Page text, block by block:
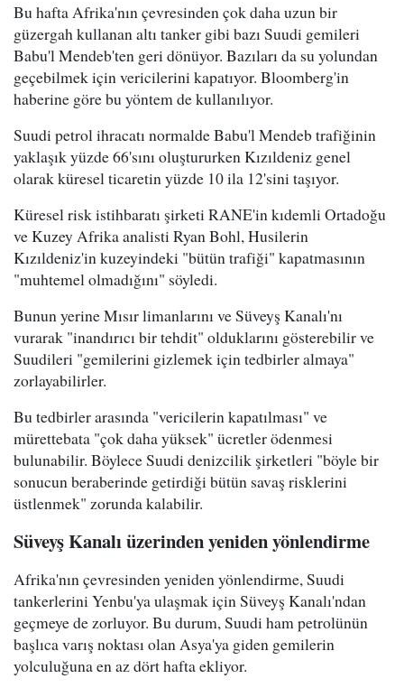
Bu hafta Afrika'nın çevresinden çok daha uzun bir
güzergah kullanan altı tanker gibi bazı Suudi gemileri
Babu'l Mendeb'ten geri dönüyor. Bazıları da su yolundan
geçebilmek için vericilerini kapatıyor. Bloomberg'in
haberine göre bu yöntem de kullanılıyor.
Suudi petrol ihracatı normalde Babu'l Mendeb trafiğinin
yaklaşık yüzde 66'sını oluştururken Kızıldeniz genel
olarak küresel ticaretin yüzde 10 ila 12'sini taşıyor.
Küresel risk istihbaratı şirketi RANE'in kıdemli Ortadoğu
ve Kuzey Afrika analisti Ryan Bohl, Husilerin
Kızıldeniz'in kuzeyindeki "bütün trafiği" kapatmasının
"muhtemel olmadığını" söyledi.
Bunun yerine Mısır limanlarını ve Süveyş Kanalı'nı
vurarak "inandırıcı bir tehdit" olduklarını gösterebilir ve
Suudileri "gemilerini gizlemek için tedbirler almaya"
zorlayabilirler.
Bu tedbirler arasında "vericilerin kapatılması" ve
mürettebata "çok daha yüksek" ücretler ödenmesi
bulunabilir. Böylece Suudi denizcilik şirketleri "böyle bir
sonucun beraberinde getirdiği bütün savaş risklerini
üstlenmek" zorunda kalabilir.
Süveyş Kanalı üzerinden yeniden yönlendirme
Afrika'nın çevresinden yeniden yönlendirme, Suudi
tankerlerini Yenbu'ya ulaşmak için Süveyş Kanalı'ndan
geçmeye de zorluyor. Bu durum, Suudi ham petrolünün
başlıca varış noktası olan Asya'ya giden gemilerin
yolculuğuna en az dört hafta ekliyor.